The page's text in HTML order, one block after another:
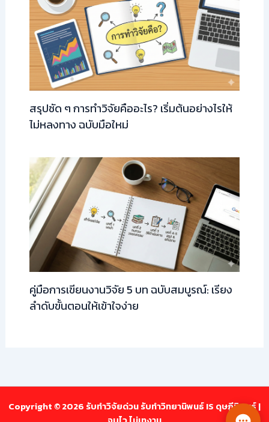
สรุปชัด ๆ การทำวิจัยคืออะไร? เริ่มต้นอย่างไรให้
ไม่หลงทาง ฉบับมือใหม่
คู่มือการเขียนงานวิจัย 5 บท ฉบับสมบูรณ์: เรียง
ลำดับขั้นตอนให้เข้าใจง่าย
Copyright © 2026 รับทำวิจัยด่วน รับทำวิทยานิพนธ์ IS ดุษฎีนิพนธ์ |